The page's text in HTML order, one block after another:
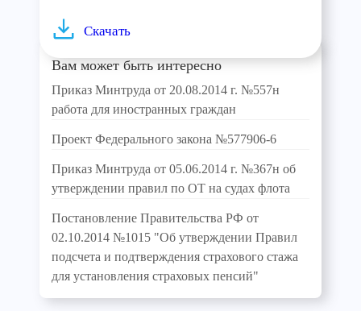
Скачать
Вам может быть интересно
Приказ Минтруда от 20.08.2014 г. №557н
работа для иностранных граждан
Проект Федерального закона №577906-6
Приказ Минтруда от 05.06.2014 г. №367н об
утверждении правил по ОТ на судах флота
Постановление Правительства РФ от
02.10.2014 №1015 "Об утверждении Правил
подсчета и подтверждения страхового стажа
для установления страховых пенсий"